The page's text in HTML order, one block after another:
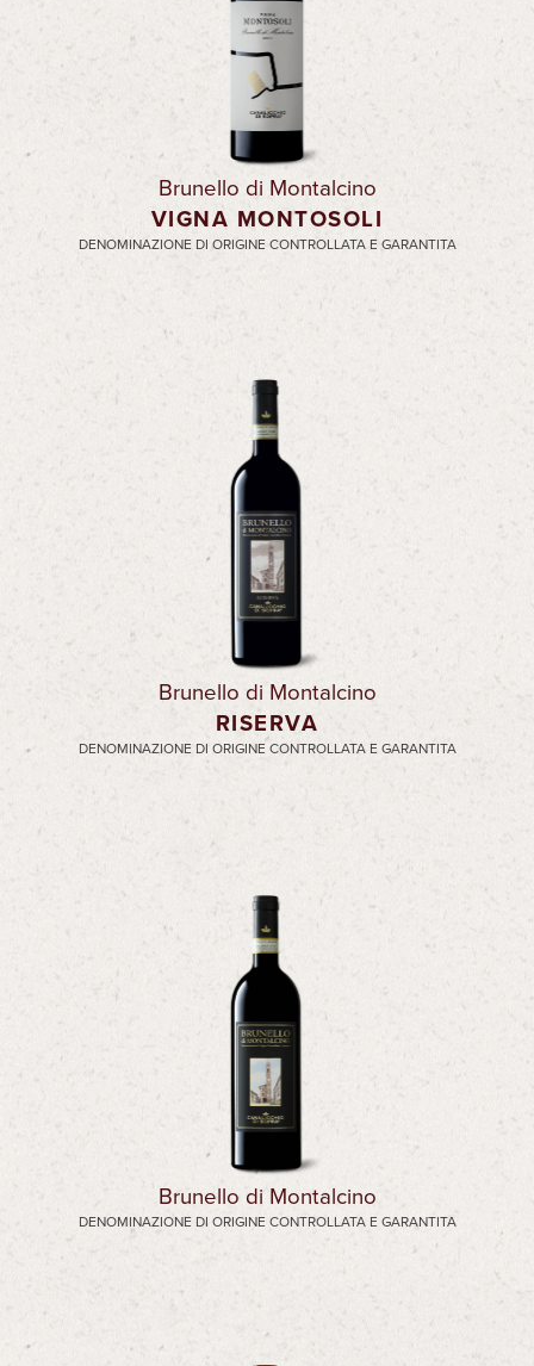
Brunello di Montalcino
VIGNA MONTOSOLI
DENOMINAZIONE DI ORIGINE CONTROLLATA E GARANTITA
Brunello di Montalcino
RISERVA
DENOMINAZIONE DI ORIGINE CONTROLLATA E GARANTITA
Brunello di Montalcino
DENOMINAZIONE DI ORIGINE CONTROLLATA E GARANTITA